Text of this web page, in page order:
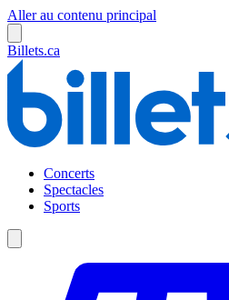
Aller au contenu principal
Billets.ca
Concerts
Spectacles
Sports